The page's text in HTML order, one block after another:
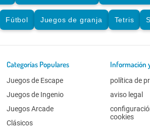
Fútbol Juegos de granja Tetris
Categorías Populares
Juegos de Escape
Juegos de Ingenio
Juegos Arcade
Clásicos
Información
política de
aviso legal
cookies